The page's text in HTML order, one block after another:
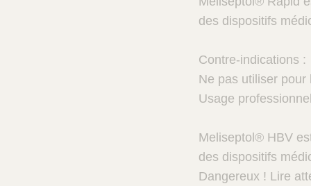
des dispositifs
Contre-indications :
Ne pas utiliser
Usage
Meliseptol® HBV
des dispositifs
Dangereux ! Lire